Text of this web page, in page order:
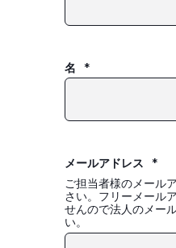
名 *
メールアドレス
*
ご担当者様のメール
さい。フリーメール
せんので法人のメー
い。